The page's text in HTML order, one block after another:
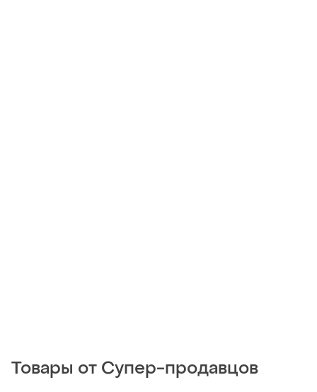
Товары от Супер-продавцов